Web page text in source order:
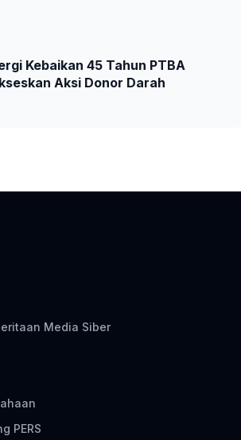
Kebaikan 45 Tahun PTBA
Aksi Donor Darah
Media Siber
PERS